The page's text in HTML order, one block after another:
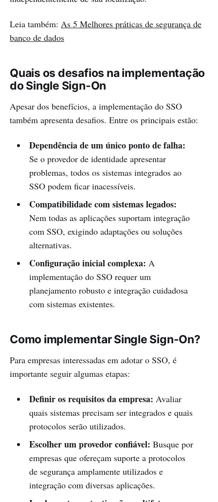
Leia também: As 5 Melhores práticas de segurança de
banco de dados
Quais os desafios na implementação
do Single Sign-On
Apesar dos benefícios, a implementação do SSO
também apresenta desafios. Entre os principais estão:
Dependência de um único ponto de falha:
Se o provedor de identidade apresentar
problemas, todos os sistemas integrados ao
SSO podem ficar inacessíveis.
Compatibilidade com sistemas legados:
Nem todas as aplicações suportam integração
com SSO, exigindo adaptações ou soluções
alternativas.
Configuração inicial complexa: A
implementação do SSO requer um
planejamento robusto e integração cuidadosa
com sistemas existentes.
Como implementar Single Sign-On?
Para empresas interessadas em adotar o SSO, é
importante seguir algumas etapas:
Definir os requisitos da empresa: Avaliar
quais sistemas precisam ser integrados e quais
protocolos serão utilizados.
Escolher um provedor confiável: Busque por
empresas que ofereçam suporte a protocolos
de segurança amplamente utilizados e
integração com diversas aplicações.